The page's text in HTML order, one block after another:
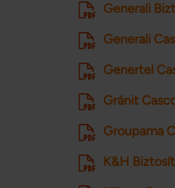
Generali
Generali
Genertel
Gránit
Groupama
K&H